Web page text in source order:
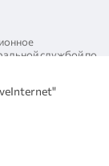
службой по